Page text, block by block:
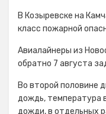
В Козыревске на
класс пожарной
Авиалайнеры из
обратно 7 августа
Во второй половине
дождь, температура
дожди, в отдельных